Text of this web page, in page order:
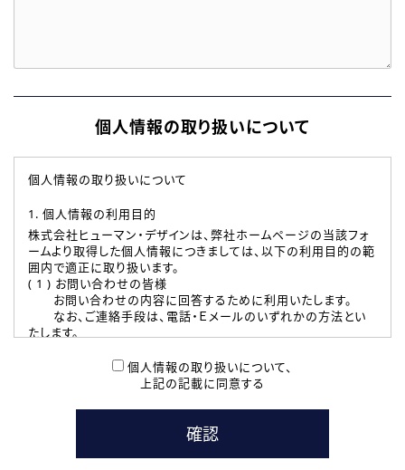
個人情報の取り扱いについて
個人情報の取り扱いについて
1. 個人情報の利用目的
株式会社ヒューマン・デザインは、弊社ホームページの当該フォ
ームより取得した個人情報につきましては、以下の利用目的の範
囲内で適正に取り扱います。
( 1 ) お問い合わせの皆様
お問い合わせの内容に回答するために利用いたします。
なお、ご連絡手段は、電話・Ｅメールのいずれかの方法とい
たします。
本登録に関するご連絡および本登録時の参考情報として利
たします。
( 3 ) スタッフ派遣を検討されている企業の皆様
お問い合わせの内容に回答するために利用いたします。
なお、ご連絡手段は、電話・Ｅメールのいずれかの方法とい
個人情報の取り扱いについて、
上記の記載に同意する